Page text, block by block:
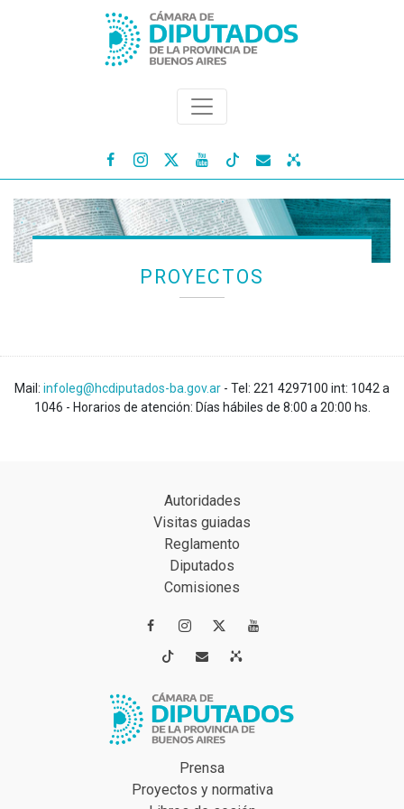
   
PROYECTOS
Mail: infoleg@hcdiputados-ba.gov.ar - Tel: 221 4297100 int: 1042 a
1046 - Horarios de atención: Días hábiles de 8:00 a 20:00 hs.
Autoridades
Visitas guiadas
Reglamento
Diputados
Comisiones
 
 
Prensa
Proyectos y normativa